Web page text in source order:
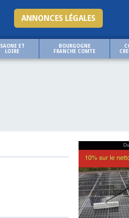
ANNONCES LÉGALES
SAONE ET
LOIRE
BOURGOGNE
FRANCHE COMTE